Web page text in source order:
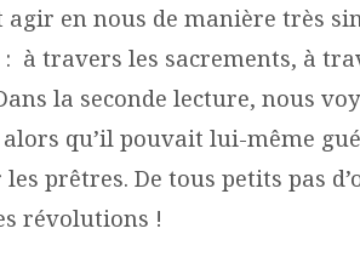
en nous de manière très
à travers les sacrements, à
la seconde lecture, nous
qu’il pouvait lui-même
prêtres. De tous petits pas
révolutions !